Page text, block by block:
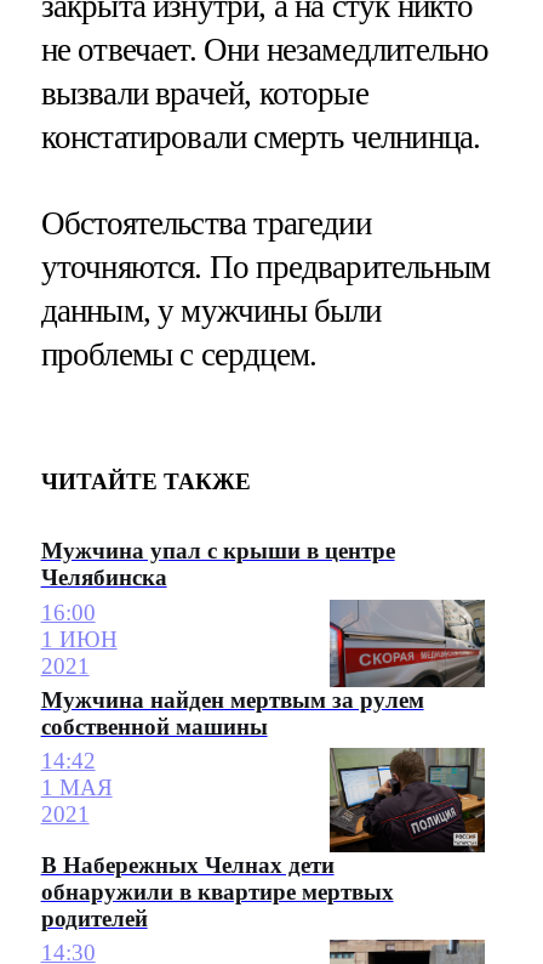
не отвечает. Они незамедлительно
вызвали врачей, которые
констатировали смерть челнинца.
Обстоятельства трагедии
уточняются. По предварительным
данным, у мужчины были
проблемы с сердцем.
ЧИТАЙТЕ ТАКЖЕ
Мужчина упал с крыши в центре
Челябинска
16:00
1 ИЮН
2021
Мужчина найден мертвым за рулем
собственной машины
14:42
1 МАЯ
2021
В Набережных Челнах дети
обнаружили в квартире мертвых
родителей
14:30